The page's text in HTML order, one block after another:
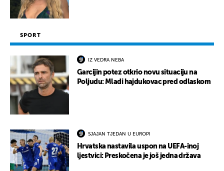
SPORT
IZ VEDRA NEBA
Garcijin potez otkrio novu situaciju na
Poljudu: Mladi hajdukovac pred odlaskom
SJAJAN TJEDAN U EUROPI
Hrvatska nastavila uspon na UEFA-inoj
ljestvici: Preskočena je još jedna država